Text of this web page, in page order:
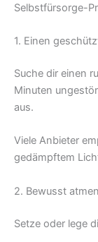
Selbstfürsorge-
1. Einen
Suche dir einen
Minuten
aus.
Viele Anbieter
gedämpftem
2. Bewusst atmen
Setze oder lege